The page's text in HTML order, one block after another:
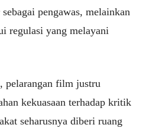
pengawas, melainkan
regulasi yang melayani
pelarangan film justru
kekuasaan terhadap kritik
seharusnya diberi ruang